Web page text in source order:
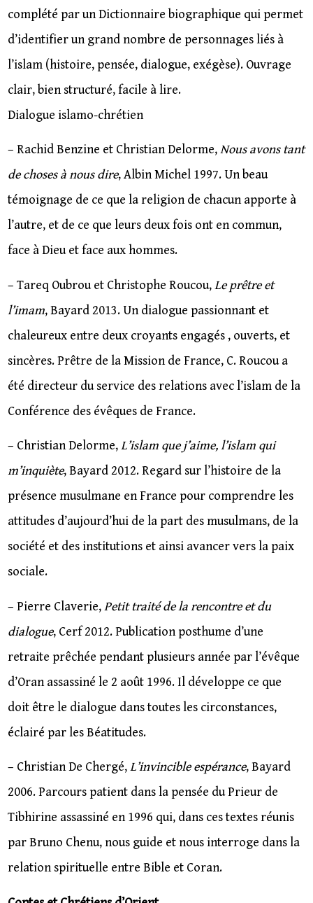
complété par un Dictionnaire biographique qui permet
d’identifier un grand nombre de personnages liés à
l’islam (histoire, pensée, dialogue, exégèse). Ouvrage
clair, bien structuré, facile à lire.
Dialogue islamo-chrétien
– Rachid Benzine et Christian Delorme,Nous avons tant
de choses à nous dire, Albin Michel 1997. Un beau
témoignage de ce que la religion de chacun apporte à
l’autre, et de ce que leurs deux fois ont en commun,
face à Dieu et face aux hommes.
– Tareq Oubrou et Christophe Roucou,Le prêtre et
l’imam, Bayard 2013. Un dialogue passionnant et
chaleureux entre deux croyants engagés , ouverts, et
sincères. Prêtre de la Mission de France, C. Roucou a
été directeur du service des relations avec l’islam de la
Conférence des évêques de France.
– Christian Delorme,L’islam que j’aime, l’islam qui
m’inquiète, Bayard 2012. Regard sur l’histoire de la
présence musulmane en France pour comprendre les
attitudes d’aujourd’hui de la part des musulmans, de la
société et des institutions et ainsi avancer vers la paix
sociale.
– Pierre Claverie,Petit traité de la rencontre et du
dialogue, Cerf 2012. Publication posthume d’une
retraite prêchée pendant plusieurs année par l’évêque
d’Oran assassiné le 2 août 1996. Il développe ce que
doit être le dialogue dans toutes les circonstances,
éclairé par les Béatitudes.
– Christian De Chergé,L’invincible espérance, Bayard
2006. Parcours patient dans la pensée du Prieur de
Tibhirine assassiné en 1996 qui, dans ces textes réunis
par Bruno Chenu, nous guide et nous interroge dans la
relation spirituelle entre Bible et Coran.